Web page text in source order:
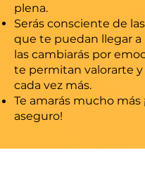
plena.
Serás consciente de
que te puedan llegar a
las cambiarás por
te permitan valorarte
cada vez más.
Te amarás mucho más
aseguro!